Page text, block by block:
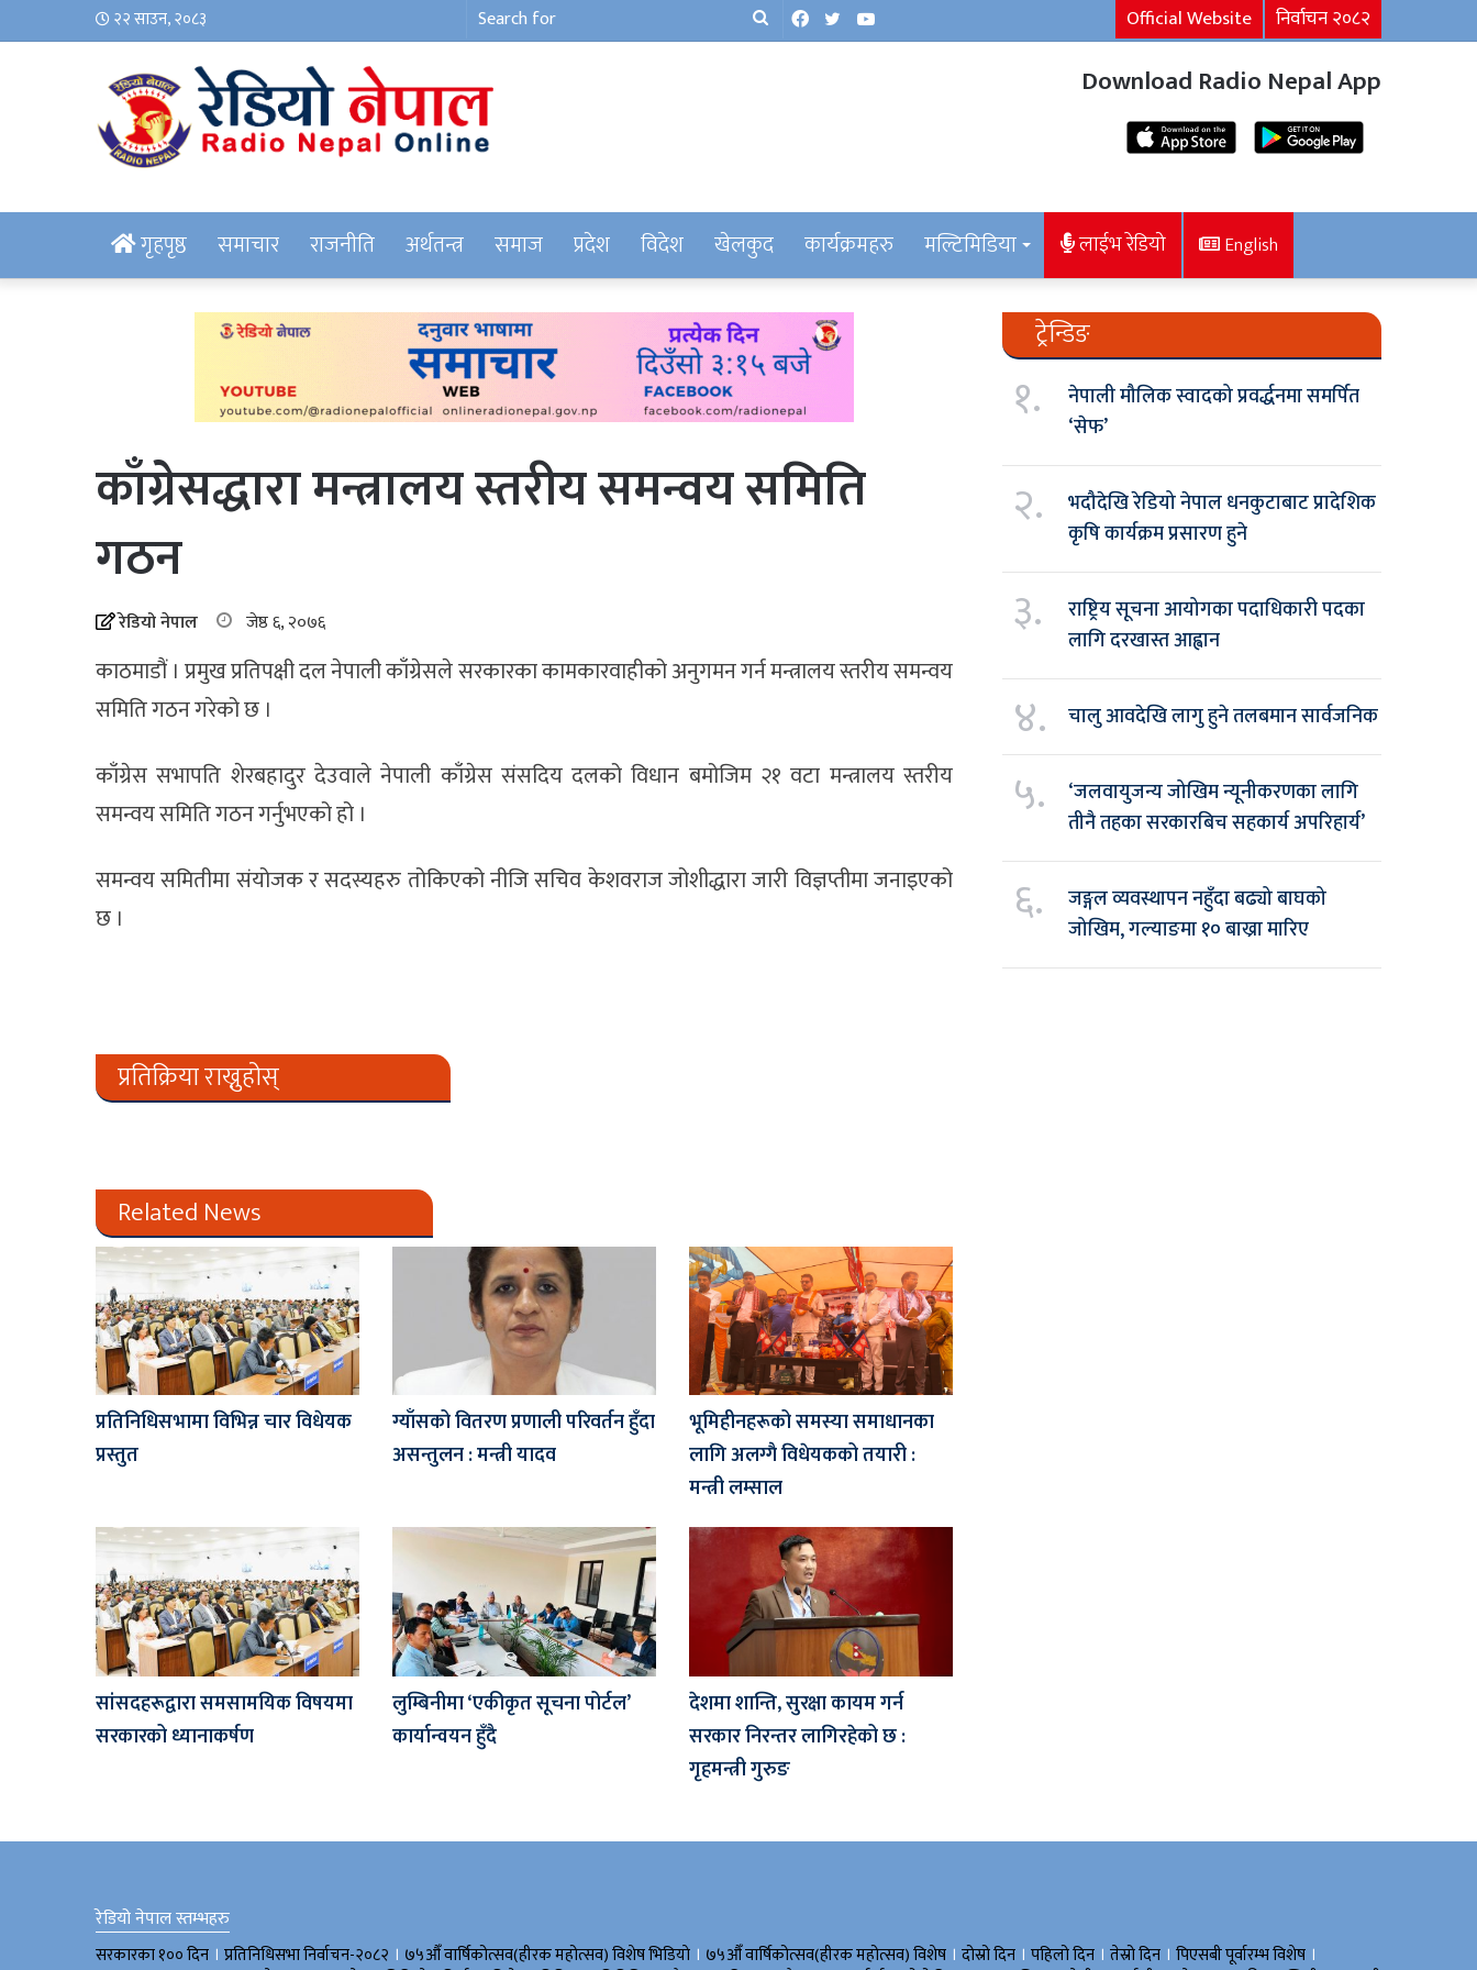
२२ साउन, २०८३
SearchFacebook
TwitterYouTube Official Website निर्वाचन २०८२
Download Radio Nepal App
गृहपृष्ठ समाचार राजनीति अर्थतन्त्र समाज प्रदेश विदेश खेलकुद कार्यक्रमहरु मल्टिमिडिया लाईभ रेडियो English
काँग्रेसद्धारा मन्त्रालय स्तरीय समन्वय समिति
गठन
रेडियो नेपाल जेष्ठ ६, २०७६
काठमाडौं । प्रमुख प्रतिपक्षी दल नेपाली काँग्रेसले सरकारका कामकारवाहीको अनुगमन गर्न मन्त्रालय स्तरीय समन्वय
समिति गठन गरेको छ ।
काँग्रेस सभापति शेरबहादुर देउवाले नेपाली काँग्रेस संसदिय दलको विधान बमोजिम २१ वटा मन्त्रालय स्तरीय
समन्वय समिति गठन गर्नुभएको हो ।
समन्वय समितीमा संयोजक र सदस्यहरु तोकिएको नीजि सचिव केशवराज जोशीद्धारा जारी विज्ञप्तीमा जनाइएको
छ ।
प्रतिक्रिया राख्नुहोस्
Related News
प्रतिनिधिसभामा विभिन्न चार विधेयक
प्रस्तुत
ग्याँसको वितरण प्रणाली परिवर्तन हुँदा
असन्तुलन : मन्त्री यादव
भूमिहीनहरूको समस्या समाधानका
लागि अलग्गै विधेयकको तयारी :
मन्त्री लम्साल
सांसदहरूद्वारा समसामयिक विषयमा
सरकारको ध्यानाकर्षण
लुम्बिनीमा ‘एकीकृत सूचना पोर्टल’
कार्यान्वयन हुँदै
देशमा शान्ति, सुरक्षा कायम गर्न
सरकार निरन्तर लागिरहेको छ :
गृहमन्त्री गुरुङ
ट्रेन्डिङ
१.
नेपाली मौलिक स्वादको प्रवर्द्धनमा समर्पित
‘सेफ’
२.
भदौदेखि रेडियो नेपाल धनकुटाबाट प्रादेशिक
कृषि कार्यक्रम प्रसारण हुने
३.
राष्ट्रिय सूचना आयोगका पदाधिकारी पदका
लागि दरखास्त आह्वान
४. चालु आवदेखि लागु हुने तलबमान सार्वजनिक
५.
‘जलवायुजन्य जोखिम न्यूनीकरणका लागि
तीनै तहका सरकारबिच सहकार्य अपरिहार्य’
६.
जङ्गल व्यवस्थापन नहुँदा बढ्यो बाघको
जोखिम, गल्याङमा १० बाख्रा मारिए
रेडियो नेपाल स्तम्भहरु
सरकारका १०० दिन । प्रतिनिधिसभा निर्वाचन-२०८२ । ७५औँ वार्षिकोत्सव(हीरक महोत्सव) विशेष भिडियाे । ७५औँ वार्षिकोत्सव(हीरक महोत्सव) विशेष । दोस्रो दिन । पहिलो दिन । तेस्रो दिन । पिएसबी पूर्वारम्भ विशेष ।